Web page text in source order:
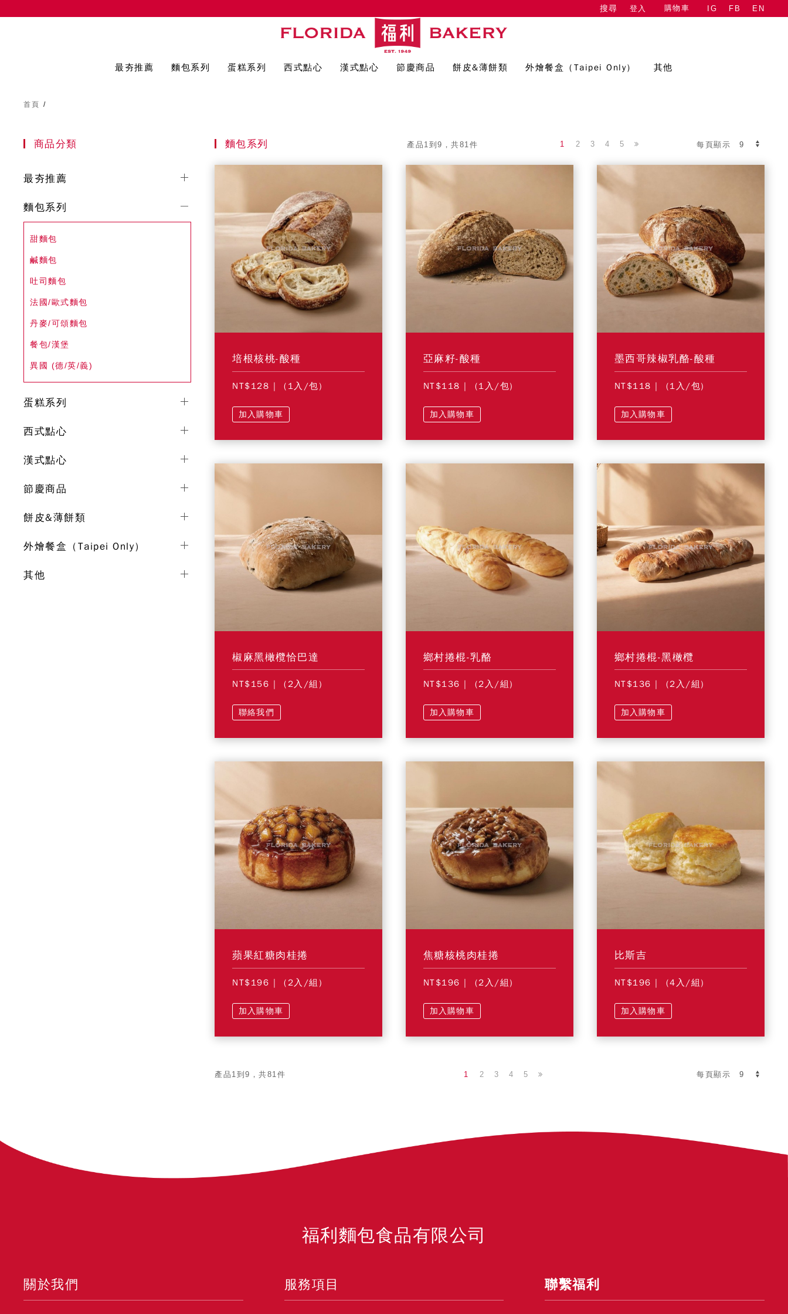
搜尋 登入 購物車 IG FB EN
最夯推薦 麵包系列 蛋糕系列 西式點心 漢式點心 節慶商品 餅皮&薄餅類 外燴餐盒（Taipei Only） 其他
首頁 /
麵包系列 產品1到9，共81件 每頁顯示
1 2 3 4 5
培根核桃-酸種
NT$128 | (1入/包)
加入購物車
亞麻籽-酸種
NT$118 | (1入/包)
加入購物車
墨西哥辣椒乳酪-酸種
NT$118 | (1入/包)
加入購物車
椒麻黑橄欖恰巴達
NT$156 | (2入/組)
聯絡我們
鄉村捲棍-乳酪
NT$136 | (2入/組)
加入購物車
鄉村捲棍-黑橄欖
NT$136 | (2入/組)
加入購物車
蘋果紅糖肉桂捲
NT$196 | (2入/組)
加入購物車
焦糖核桃肉桂捲
NT$196 | (2入/組)
加入購物車
比斯吉
NT$196 | (4入/組)
加入購物車
產品1到9，共81件 每頁顯示
1 2 3 4 5
商品分類
最夯推薦
麵包系列
甜麵包
鹹麵包
吐司麵包
法國/歐式麵包
丹麥/可頌麵包
餐包/漢堡
異國 (德/英/義)
蛋糕系列
西式點心
漢式點心
節慶商品
餅皮&薄餅類
外燴餐盒（Taipei Only）
其他
福利麵包食品有限公司
關於我們 服務項目 聯繫福利